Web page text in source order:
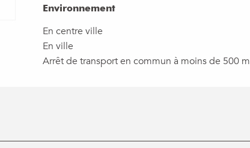
Environnement
Environnement
En centre ville
En ville
Arrêt de transport en commun à moins de 500 m